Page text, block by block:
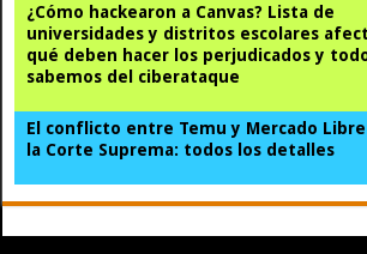
¿Cómo hackearon a Canvas? Lista de
universidades y distritos escolares
qué deben hacer los perjudicados y
sabemos del ciberataque
El conflicto entre Temu y Mercado
la Corte Suprema: todos los detalles